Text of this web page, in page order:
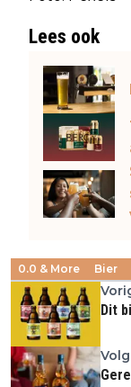
Lees ook
0.0 & More Bier
Dit